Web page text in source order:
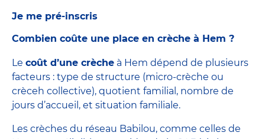
Je me pré-inscris
Combien coûte une place en crèche à Hem ?
Le coût d’une crèche à Hem dépend de plusieurs
facteurs : type de structure (micro-crèche ou
crèceh collective), quotient familial, nombre de
jours d’accueil, et situation familiale.
Les crèches du réseau Babilou, comme celles de